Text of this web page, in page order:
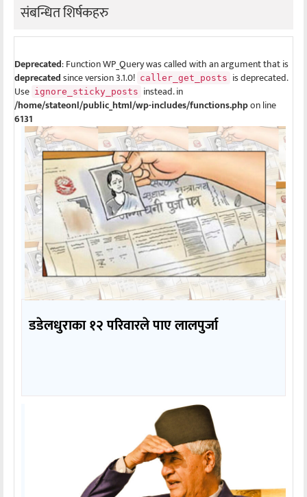
संबन्धित शिर्षकहरु
Deprecated: Function WP_Query was called with an argument that is
deprecatedsince version 3.1.0! caller_get_posts is deprecated.
Use ignore_sticky_posts instead. in
/home/stateonl/public_html/wp-includes/functions.phpon line
6131
डडेलधुराका १२ परिवारले पाए लालपुर्जा